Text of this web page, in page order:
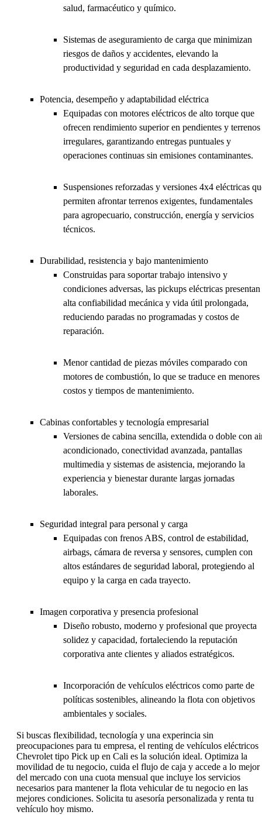
salud, farmacéutico y químico.
Sistemas de aseguramiento de carga que minimizan
riesgos de daños y accidentes, elevando la
productividad y seguridad en cada desplazamiento.
Potencia, desempeño y adaptabilidad eléctrica
Equipadas con motores eléctricos de alto torque que
ofrecen rendimiento superior en pendientes y terrenos
irregulares, garantizando entregas puntuales y
operaciones continuas sin emisiones contaminantes.
Suspensiones reforzadas y versiones 4x4 eléctricas
permiten afrontar terrenos exigentes, fundamentales
para agropecuario, construcción, energía y servicios
técnicos.
Durabilidad, resistencia y bajo mantenimiento
Construidas para soportar trabajo intensivo y
condiciones adversas, las pickups eléctricas presentan
alta confiabilidad mecánica y vida útil prolongada,
reduciendo paradas no programadas y costos de
reparación.
Menor cantidad de piezas móviles comparado con
motores de combustión, lo que se traduce en menores
costos y tiempos de mantenimiento.
Cabinas confortables y tecnología empresarial
Versiones de cabina sencilla, extendida o doble con
acondicionado, conectividad avanzada, pantallas
multimedia y sistemas de asistencia, mejorando la
experiencia y bienestar durante largas jornadas
laborales.
Seguridad integral para personal y carga
Equipadas con frenos ABS, control de estabilidad,
airbags, cámara de reversa y sensores, cumplen con
altos estándares de seguridad laboral, protegiendo al
equipo y la carga en cada trayecto.
Imagen corporativa y presencia profesional
Diseño robusto, moderno y profesional que proyecta
solidez y capacidad, fortaleciendo la reputación
corporativa ante clientes y aliados estratégicos.
Incorporación de vehículos eléctricos como parte de
políticas sostenibles, alineando la flota con objetivos
ambientales y sociales.
Si buscas flexibilidad, tecnología y una experincia sin
preocupaciones para tu empresa, el renting de vehículos eléctricos
Chevrolet tipo Pick up en Cali es la solución ideal. Optimiza la
movilidad de tu negocio, cuida el flujo de caja y accede a lo mejor
del mercado con una cuota mensual que incluye los servicios
necesarios para mantener la flota vehicular de tu negocio en las
mejores condiciones. Solicita tu asesoría personalizada y renta tu
vehículo hoy mismo.